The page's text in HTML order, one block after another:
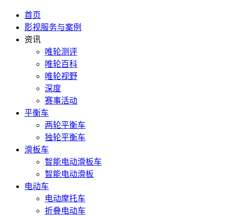
首页
影视服务与案例
资讯
唯轮测评
唯轮百科
唯轮视野
深度
赛事活动
平衡车
两轮平衡车
独轮平衡车
滑板车
智能电动滑板车
智能电动滑板
电动车
电动摩托车
折叠电动车